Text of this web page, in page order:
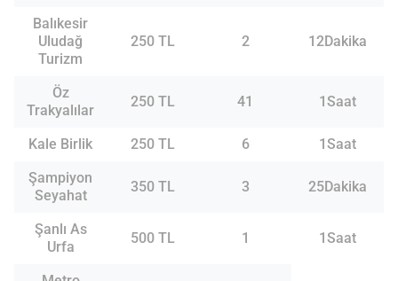
Balıkesir
Uludağ
Turizm
250 TL 2 12Dakika
Öz
Trakyalılar
250 TL 41 1Saat
Kale Birlik 250 TL 6
1Saat
Şampiyon
Seyahat
350 TL 3 25Dakika
Şanlı As
Urfa
500 TL 1 1Saat